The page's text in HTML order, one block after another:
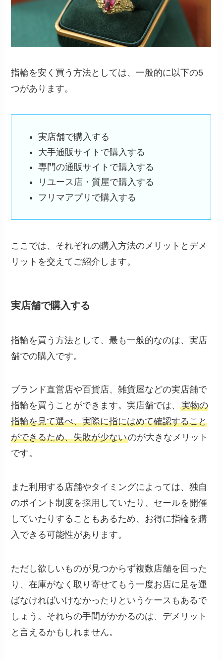
指輪を安く買う方法としては、一般的に以下の5
つがあります。
実店舗で購入する
大手通販サイトで購入する
専門の通販サイトで購入する
リユース店・質屋で購入する
フリマアプリで購入する
ここでは、それぞれの購入方法のメリットとデメ
リットを交えてご紹介します。
実店舗で購入する
指輪を買う方法として、最も一般的なのは、実店
舗での購入です。
ブランド直営店や百貨店、雑貨屋などの実店舗で
指輪を買うことができます。実店舗では、実物の
指輪を見て選べ、実際に指にはめて確認すること
ができるため、失敗が少ないのが大きなメリット
です。
また利用する店舗やタイミングによっては、独自
のポイント制度を採用していたり、セールを開催
していたりすることもあるため、お得に指輪を購
入できる可能性があります。
ただし欲しいものが見つからず複数店舗を回った
り、在庫がなく取り寄せてもう一度お店に足を運
ばなければいけなかったりというケースもあるで
しょう。それらの手間がかかるのは、デメリット
と言えるかもしれません。